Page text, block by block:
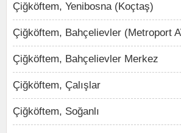
Çiğköftem, Yenibosna (Koçtaş)
Çiğköftem, Bahçelievler (Metroport
Çiğköftem, Bahçelievler Merkez
Çiğköftem, Çalışlar
Çiğköftem, Soğanlı